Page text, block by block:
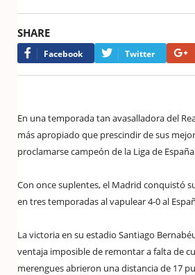
SHARE
Facebook Twitter
En una temporada tan avasalladora del
más apropiado que prescindir de sus
proclamarse campeón de la Liga de
Con once suplentes, el Madrid conquistó
en tres temporadas al vapulear 4-0 al
La victoria en su estadio Santiago
ventaja imposible de remontar a falta de
merengues abrieron una distancia de 17